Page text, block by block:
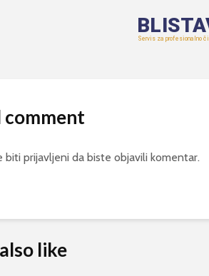
comment
biti prijavljeni da biste objavili komentar.
like